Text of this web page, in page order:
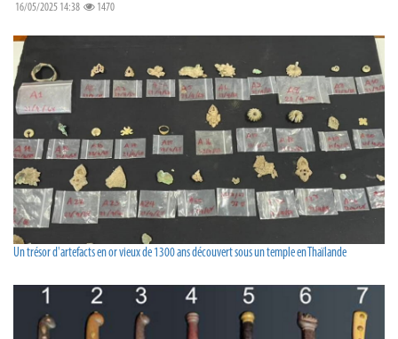
16/05/2025 14:38 1470
Un trésor d'artefacts en or vieux de 1300 ans découvert sous un temple en Thaïlande